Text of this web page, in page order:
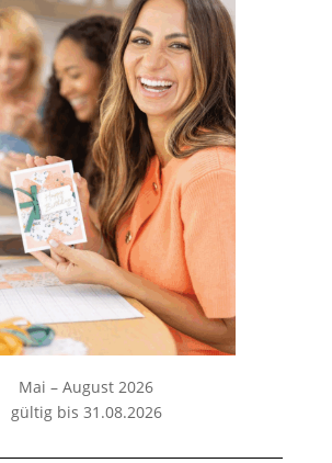
Mai – August 2026
gültig bis 31.08.2026